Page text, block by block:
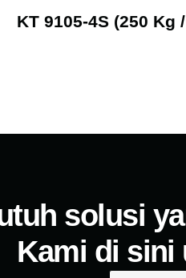
KT 9105-4S (250 Kg
solusi
Kami di sini